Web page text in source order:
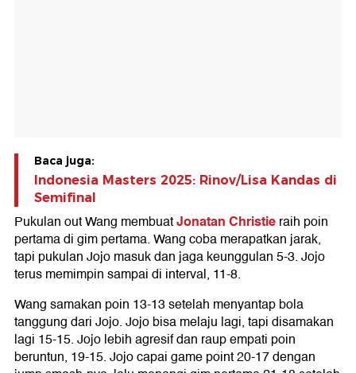
Baca juga:
Indonesia Masters 2025: Rinov/Lisa Kandas di
Semifinal
Pukulan out Wang membuatJonatan Christieraih poin
pertama di gim pertama. Wang coba merapatkan jarak,
tapi pukulan Jojo masuk dan jaga keunggulan 5-3. Jojo
terus memimpin sampai di interval, 11-8.
Wang samakan poin 13-13 setelah menyantap bola
tanggung dari Jojo. Jojo bisa melaju lagi, tapi disamakan
lagi 15-15. Jojo lebih agresif dan raup empati poin
beruntun, 19-15. Jojo capai game point 20-17 dengan